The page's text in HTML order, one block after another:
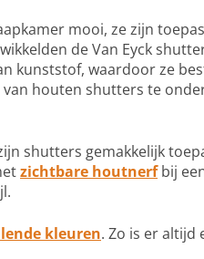
mooi, ze zijn
de Van Eyck
kunststof, waardoor ze
houten shutters te
shutters gemakkelijk
zichtbare houtnerfbij
kleuren. Zo is er altijd